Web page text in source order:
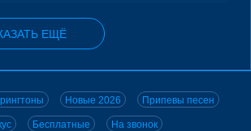
ЕЩЁ
Новые 2026 Припевы песен
Бесплатные На звонок